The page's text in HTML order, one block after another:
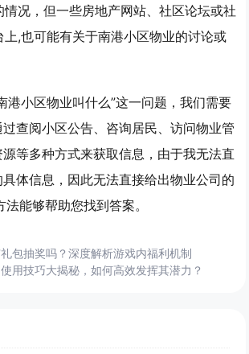
情况，但一些房地产网站、社区论坛或社
上,也可能有关于南港小区物业的讨论或
港小区物业叫什么”这一问题，我们需要
查阅小区公告、咨询居民、访问物业管
等多种方式来获取信息，由于我无法直
体信息，因此无法直接给出物业公司的
能够帮助您找到答案。
包抽奖吗？深度解析游戏内福利机制
用技巧大揭秘，如何高效发挥其潜力？